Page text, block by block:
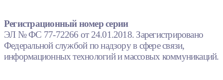
Регистрационный номер серии
ЭЛ № ФС 77-72266 от 24.01.2018. Зарегистрировано
Федеральной службой по надзору в сфере связи,
информационных технологий и массовых коммуникаций.